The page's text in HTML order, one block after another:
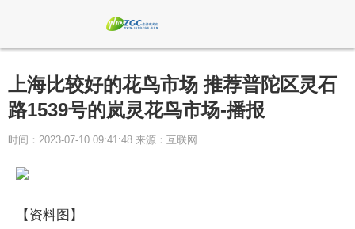
上海比较好的花鸟市场 推荐普陀区灵石
路1539号的岚灵花鸟市场-播报
时间：2023-07-10 09:41:48 来源：互联网
【资料图】